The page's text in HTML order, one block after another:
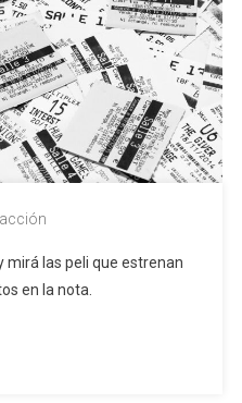
mirá las peli que estrenan
en la nota.